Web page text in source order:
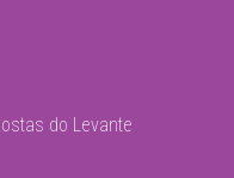
do Levante